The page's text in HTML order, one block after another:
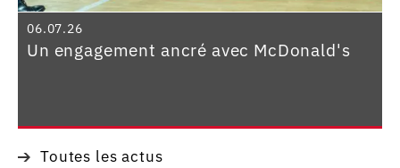
06.07.26
Un engagement ancré avec McDonald's
Toutes les actus